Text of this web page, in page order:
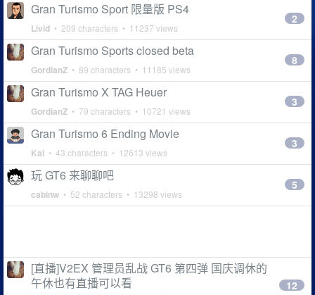
Gran Turismo Sport 限量版 PS4
Livid • 209 characters • 11237 views
2
Gran Turismo Sports closed beta
GordianZ • 89 characters • 11185 views
8
Gran Turismo X TAG Heuer
GordianZ • 79 characters • 10721 views
3
Gran Turismo 6 Ending Movie
Kai • 43 characters • 12613 views
3
玩 GT6 来聊聊吧
cabinw • 52 characters • 13298 views
5
[直播]V2EX 管理员乱战 GT6 第四弹 国庆调休的
午休也有直播可以看
12